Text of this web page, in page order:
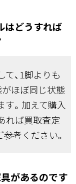
はどうすれば
、1脚よりも
ほぼ同じ状態
。加えて購入
れば買取査定
考ください。
があるのです